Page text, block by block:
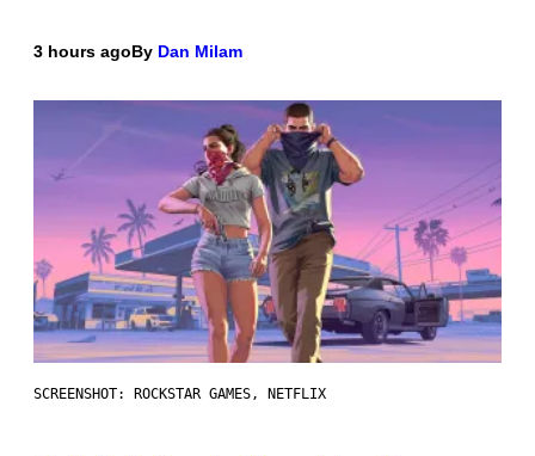
3 hours agoBy Dan Milam
SCREENSHOT: ROCKSTAR GAMES, NETFLIX